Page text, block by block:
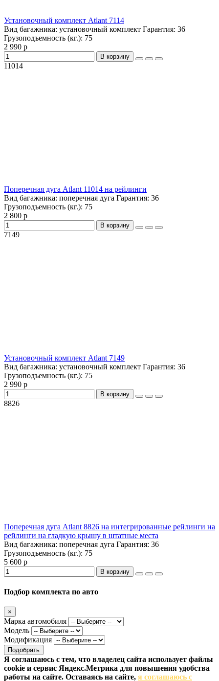
Установочный комплект Atlant 7114
Вид багажника: установочный комплект Гарантия: 36
Грузоподъемность (кг.): 75
2 990 р
В корзину
11014
Поперечная дуга Atlant 11014 на рейлинги
Вид багажника: поперечная дуга Гарантия: 36
Грузоподъемность (кг.): 75
2 800 р
В корзину
7149
Установочный комплект Atlant 7149
Вид багажника: установочный комплект Гарантия: 36
Грузоподъемность (кг.): 75
2 990 р
В корзину
8826
Поперечная дуга Atlant 8826 на интегрированные рейлинги на
рейлинги на гладкую крышу в штатные места
Вид багажника: поперечная дуга Гарантия: 36
Грузоподъемность (кг.): 75
5 600 р
В корзину
Подбор комплекта по авто
×
Марка автомобиля
Модель
Модификация
Подобрать
Я соглашаюсь с тем, что владелец сайта использует файлы
cookie и сервис Яндекс.Метрика для повышения удобства
работы на сайте. Оставаясь на сайте, я соглашаюсь с